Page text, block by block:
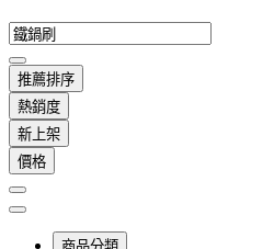
推薦排序
熱銷度
新上架
價格